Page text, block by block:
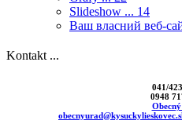
Slideshow ... 14
Ваш власний веб-
Kontakt ...
041/
0948